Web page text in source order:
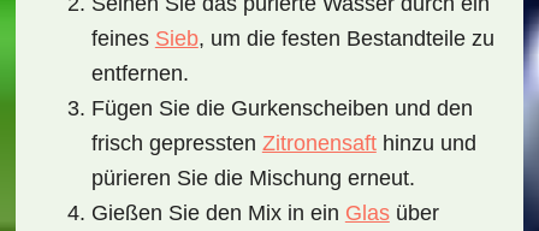
feines Sieb, um die festen Bestandteile zu
entfernen.
Fügen Sie die Gurkenscheiben und den
frisch gepressten Zitronensafthinzu und
pürieren Sie die Mischung erneut.
Gießen Sie den Mix in ein Glasüber